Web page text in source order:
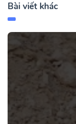
Bài viết khác